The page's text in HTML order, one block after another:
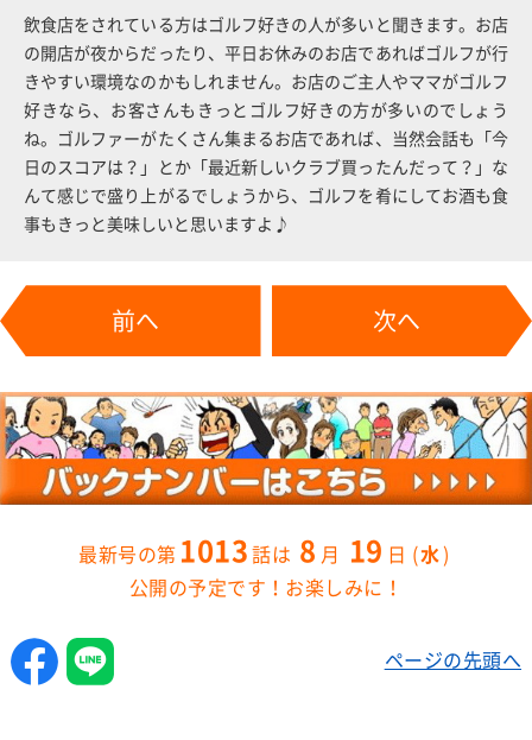
飲食店をされている方はゴルフ好きの人が多いと聞きます。お店
の開店が夜からだったり、平日お休みのお店であればゴルフが行
きやすい環境なのかもしれません。お店のご主人やママがゴルフ
好きなら、お客さんもきっとゴルフ好きの方が多いのでしょう
ね。ゴルファーがたくさん集まるお店であれば、当然会話も「今
日のスコアは？」とか「最近新しいクラブ買ったんだって？」な
んて感じで盛り上がるでしょうから、ゴルフを肴にしてお酒も食
事もきっと美味しいと思いますよ♪
前へ 次へ
1013 8 19
水
公開の予定です！お楽しみに！
ページの先頭へ